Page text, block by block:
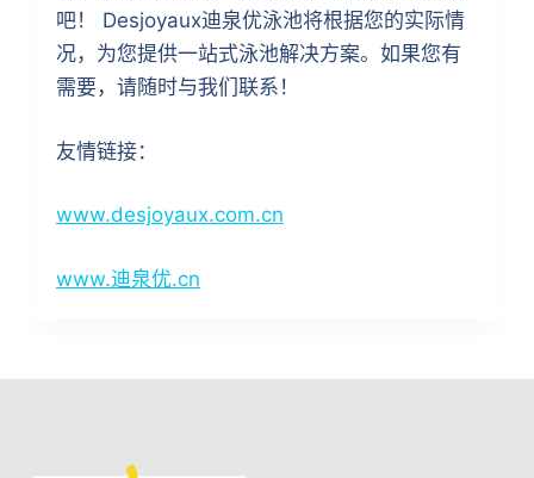
吧！ Desjoyaux迪泉优泳池将根据您的实际情
况，为您提供一站式泳池解决方案。如果您有
需要，请随时与我们联系！
友情链接：
www.desjoyaux.com.cn
www.迪泉优.cn